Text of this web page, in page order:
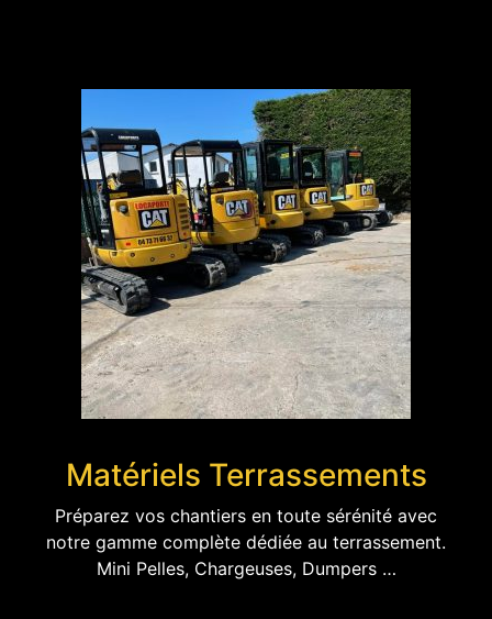
Matériels Terrassements
Préparez vos chantiers en toute sérénité avec
notre gamme complète dédiée au terrassement.
Mini Pelles, Chargeuses, Dumpers …